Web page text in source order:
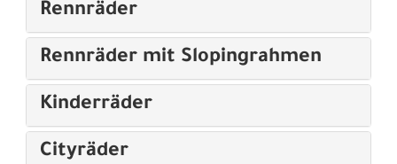
Rennräder
Rennräder mit Slopingrahmen
Kinderräder
Cityräder